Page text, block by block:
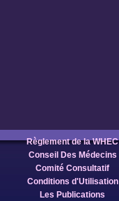
Règlement de la WHEC
Conseil Des Médecins
Comité Consultatif
Conditions d'Utilisation
Les Publications